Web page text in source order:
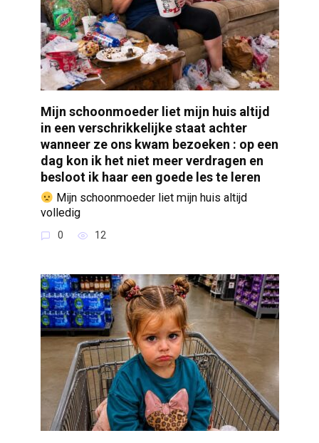
Mijn schoonmoeder liet mijn huis altijd
in een verschrikkelijke staat achter
wanneer ze ons kwam bezoeken : op een
dag kon ik het niet meer verdragen en
besloot ik haar een goede les te leren
Mijn schoonmoeder liet mijn huis altijd
volledig
0 12